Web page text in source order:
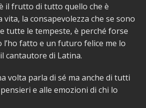
il frutto di tutto quello che è
vita, la consapevolezza che se sono
tutte le tempeste, è perché forse
l’ho fatto e un futuro felice me lo
cantautore di Latina.
volta parla di sé ma anche di tutti
e alle emozioni di chi lo